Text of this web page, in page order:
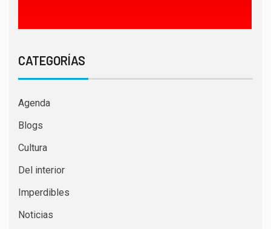
CATEGORÍAS
Agenda
Blogs
Cultura
Del interior
Imperdibles
Noticias